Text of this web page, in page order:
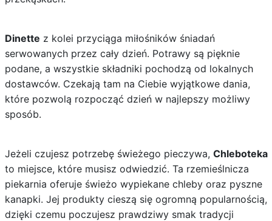
Dinette z kolei przyciąga miłośników śniadań
serwowanych przez cały dzień. Potrawy są pięknie
podane, a wszystkie składniki pochodzą od lokalnych
dostawców. Czekają tam na Ciebie wyjątkowe dania,
które pozwolą rozpocząć dzień w najlepszy możliwy
sposób.
Jeżeli czujesz potrzebę świeżego pieczywa, Chleboteka
to miejsce, które musisz odwiedzić. Ta rzemieślnicza
piekarnia oferuje świeżo wypiekane chleby oraz pyszne
kanapki. Jej produkty cieszą się ogromną popularnością,
dzięki czemu poczujesz prawdziwy smak tradycji